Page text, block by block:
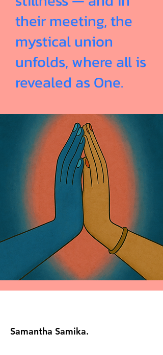
their meeting, the
mystical union
unfolds, where all is
revealed as One.
Samantha Samika.